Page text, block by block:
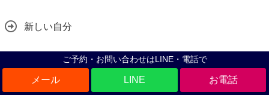
ご予約・お問い合わせはLINE・電話で
LINE
新しい自分
新元号